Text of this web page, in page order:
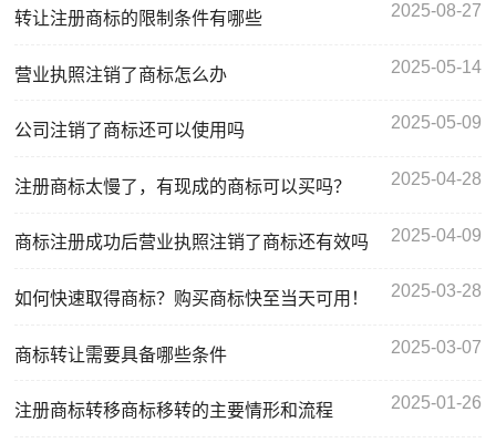
转让注册商标的限制条件有哪些 2025-08-27
营业执照注销了商标怎么办 2025-05-14
公司注销了商标还可以使用吗 2025-05-09
注册商标太慢了，有现成的商标可以买吗？ 2025-04-28
商标注册成功后营业执照注销了商标还有效吗 2025-04-09
如何快速取得商标？购买商标快至当天可用！ 2025-03-28
商标转让需要具备哪些条件 2025-03-07
注册商标转移商标移转的主要情形和流程 2025-01-26